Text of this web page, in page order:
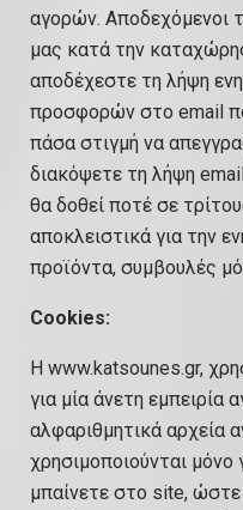
αγορών. Αποδεχόμενοι
μας κατά την
αποδέχεστε τη λήψη
προσφορών στο email
πάσα στιγμή να
διακόψετε τη λήψη
θα δοθεί ποτέ σε
αποκλειστικά για την
προϊόντα, συμβουλές
Cookies:
Η www.katsounes.gr,
για μία άνετη εμπειρία
αλφαριθμητικά αρχεία
χρησιμοποιούνται μόνο
μπαίνετε στο site, ώστε